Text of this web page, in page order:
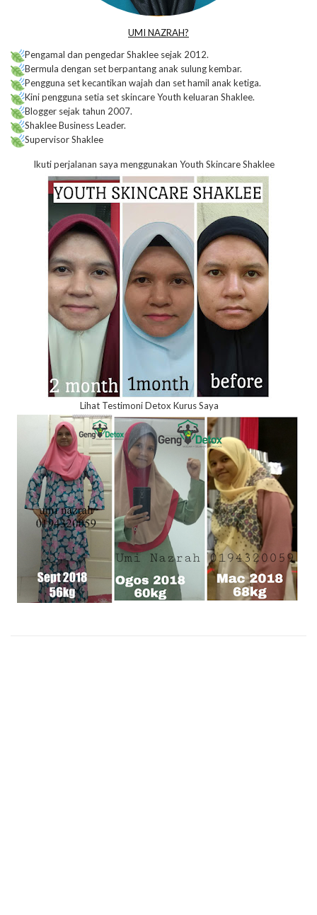
UMI NAZRAH?
Pengamal dan pengedar Shaklee sejak 2012.
Bermula dengan set berpantang anak sulung kembar.
Pengguna set kecantikan wajah dan set hamil anak ketiga.
Kini pengguna setia set skincare Youth keluaran Shaklee.
Blogger sejak tahun 2007.
Shaklee Business Leader.
Supervisor Shaklee
Ikuti perjalanan saya menggunakan Youth Skincare Shaklee
Lihat Testimoni Detox Kurus Saya